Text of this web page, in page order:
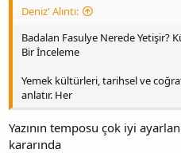
Deniz' Alıntı:
Badalan Fasulye Nerede Yetişir?
Bir İnceleme
Yemek kültürleri, tarihsel ve
anlatır. Her
Yazının temposu çok iyi
kararında